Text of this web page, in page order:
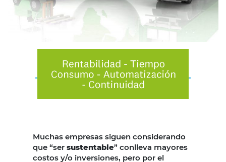
Muchas empresas siguen considerando
que “ser sustentable” conlleva mayores
costos y/o inversiones, pero por el